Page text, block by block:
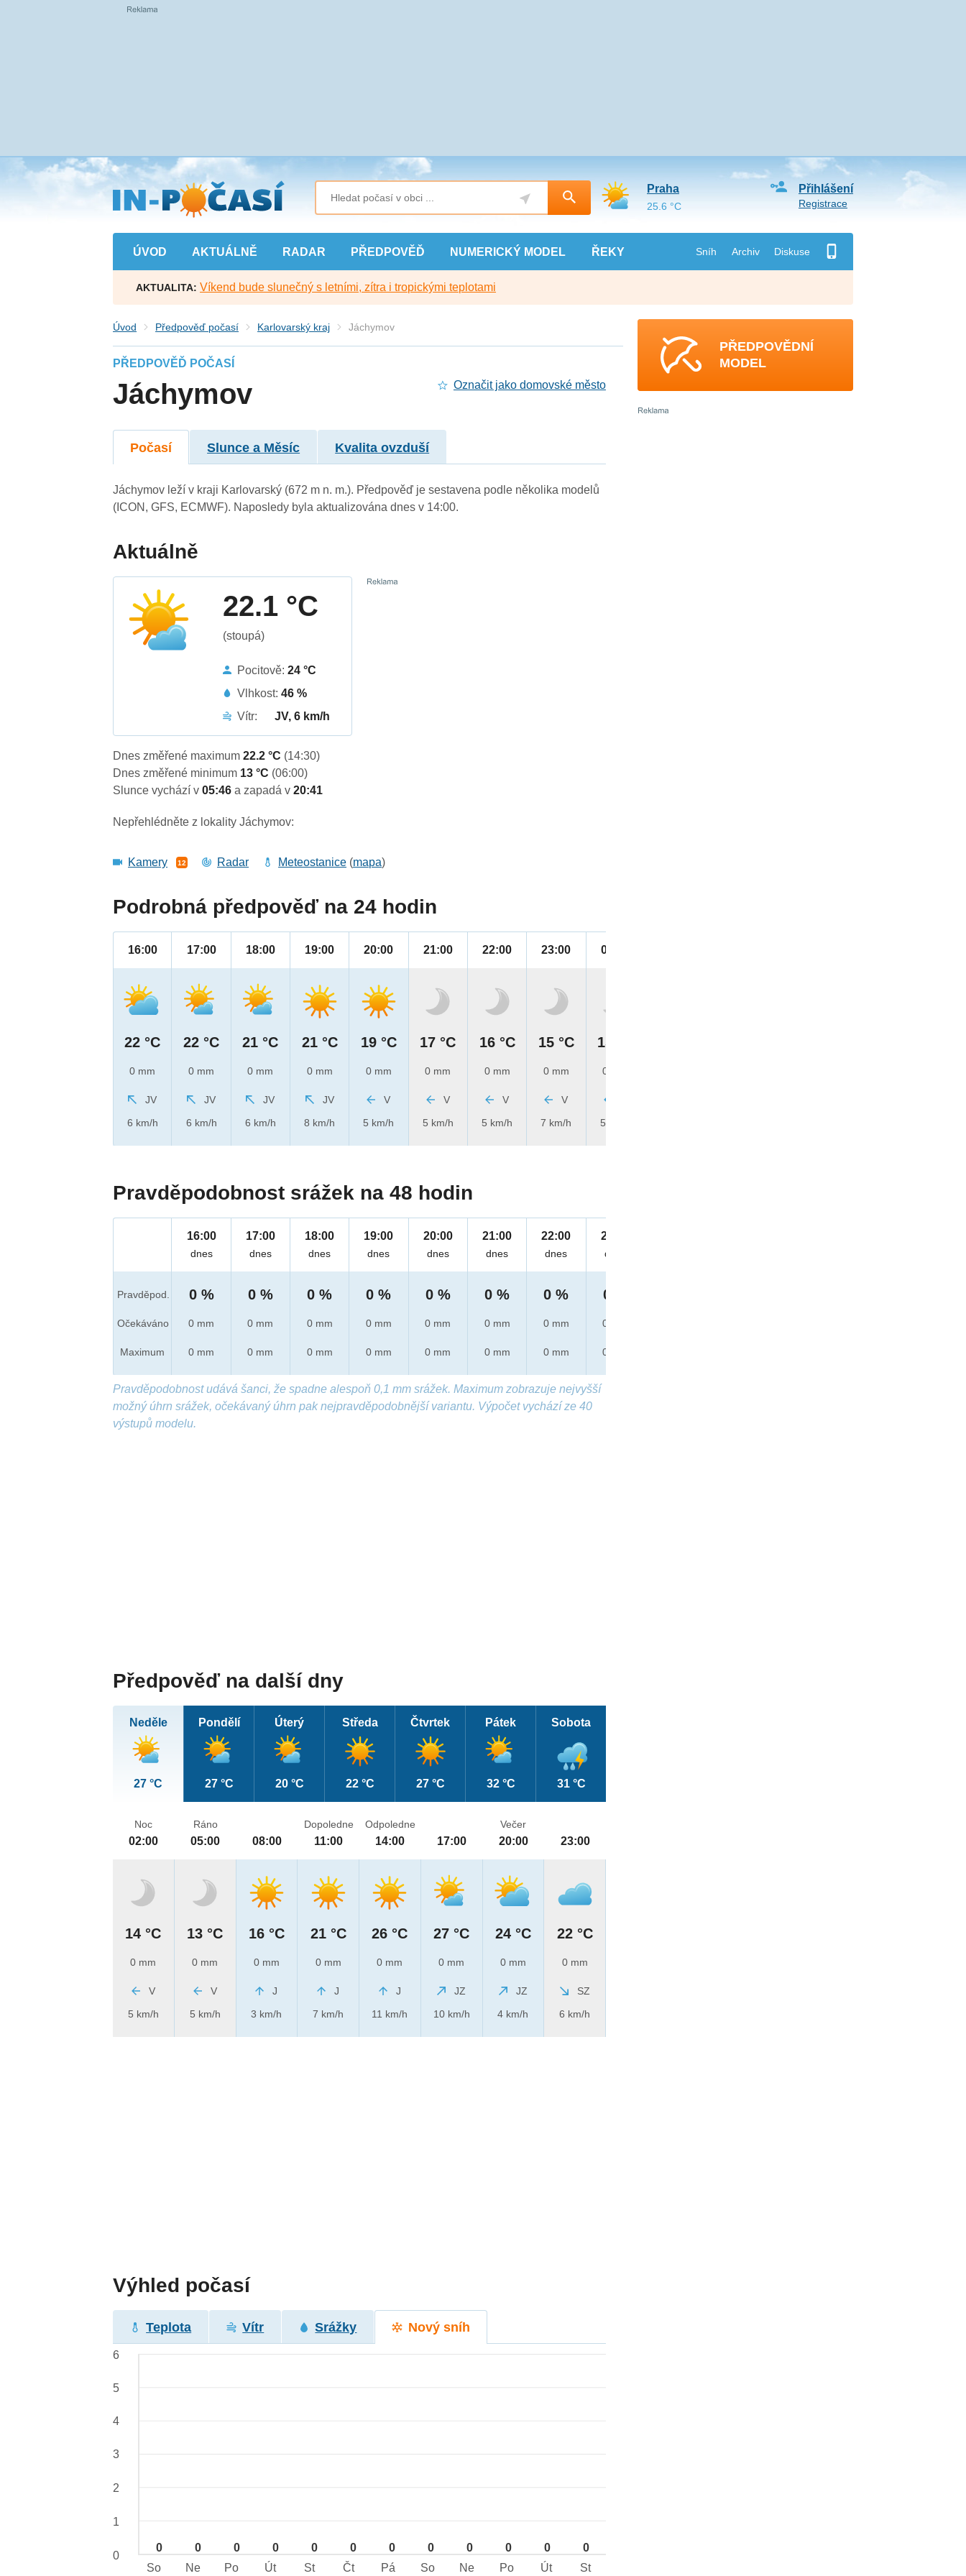
Přejít
na
hlavní
obsah
ÚVOD AKTUÁLNĚ RADAR PŘEDPOVĚĎ NUMERICKÝ MODEL ŘEKY Sníh Archiv Diskuse
Přihlášení
Registrace
Praha
25.6 °C
AKTUALITA: Víkend bude slunečný s letními, zítra i tropickými teplotami
Úvod Předpověď počasí Karlovarský kraj Jáchymov
PŘEDPOVĚĎ POČASÍ
Jáchymov Označit jako domovské město
Počasí Slunce a Měsíc Kvalita ovzduší
Jáchymov leží v kraji Karlovarský (672 m n. m.). Předpověď je sestavena podle několika modelů
(ICON, GFS, ECMWF). Naposledy byla aktualizována dnes v 14:00.
Aktuálně
22.1 °C
(stoupá)
Pocitově:24 °C
Vlhkost:46 %
Vítr:
JV, 6 km/h
Dnes změřené maximum22.2 °C (14:30)
Dnes změřené minimum 13 °C (06:00)
Slunce vychází v05:46a zapadá v20:41
Nepřehlédněte z lokality Jáchymov:
Kamery 12 Radar Meteostanice (mapa)
Podrobná předpověď na 24 hodin
16:00
22 °C
0 mm
JV
6 km/h
17:00
22 °C
0 mm
JV
6 km/h
18:00
21 °C
0 mm
JV
6 km/h
19:00
21 °C
0 mm
JV
8 km/h
20:00
19 °C
0 mm
V
5 km/h
21:00
17 °C
0 mm
V
5 km/h
22:00
16 °C
0 mm
V
5 km/h
23:00
15 °C
0 mm
V
7 km/h
00:00
15 °C
0 mm
5 km/h
Pravděpodobnost srážek na 48 hodin
Pravděpod.
Očekáváno
Maximum
16:00
dnes
0 %
0 mm
0 mm
17:00
dnes
0 %
0 mm
0 mm
18:00
dnes
0 %
0 mm
0 mm
19:00
dnes
0 %
0 mm
0 mm
20:00
dnes
0 %
0 mm
0 mm
21:00
dnes
0 %
0 mm
0 mm
22:00
dnes
0 %
0 mm
0 mm
23:00
dnes
0 %
0 mm
0 mm
Pravděpodobnost udává šanci, že spadne alespoň 0,1 mm srážek. Maximum zobrazuje nejvyšší
možný úhrn srážek, očekávaný úhrn pak nejpravděpodobnější variantu. Výpočet vychází ze 40
výstupů modelu.
Předpověď na další dny
Neděle
27 °C
Pondělí
27 °C
Úterý
20 °C
Středa
22 °C
Čtvrtek
27 °C
Pátek
32 °C
Sobota
31 °C
Noc
02:00
14 °C
0 mm
V
5 km/h
Ráno
05:00
13 °C
0 mm
V
5 km/h
08:00
16 °C
0 mm
J
3 km/h
Dopoledne
11:00
21 °C
0 mm
J
7 km/h
Odpoledne
14:00
26 °C
0 mm
J
11 km/h
17:00
27 °C
0 mm
JZ
10 km/h
Večer
20:00
24 °C
0 mm
JZ
4 km/h
23:00
22 °C
0 mm
SZ
6 km/h
Výhled počasí
Teplota Vítr Srážky Nový sníh
0 0 0 0 0 0 0 0 0 0 0 0
6
5
4
3
2
1
0
So
Ne Po Út St Čt Pá So Ne Po Út St
PŘEDPOVĚDNÍ
MODEL